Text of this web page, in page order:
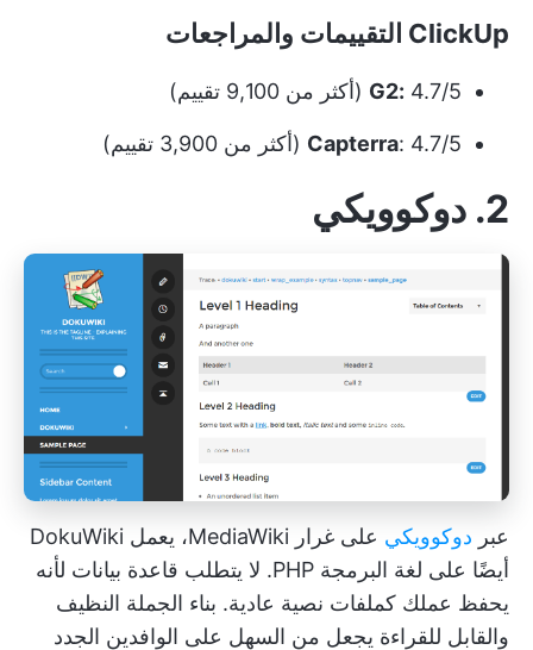
ClickUp التقييمات والمراجعات
G2: 4.7/5 (أكثر من 9,100 تقييم)
Capterra: 4.7/5 (أكثر من 3,900 تقييم)
2. دوكوويكي
عبر دوكوويكي
على غرار MediaWiki، يعمل DokuWiki
أيضًا على لغة البرمجة PHP. لا يتطلب قاعدة بيانات لأنه
يحفظ عملك كملفات نصية عادية. بناء الجملة النظيف
والقابل للقراءة يجعل من السهل على الوافدين الجدد